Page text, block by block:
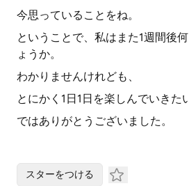
今思っていることをね。
ということで、私はまた1週間後
ょうか。
わかりませんけれども、
とにかく1日1日を楽しんでいきた
ではありがとうございました。
スターをつける